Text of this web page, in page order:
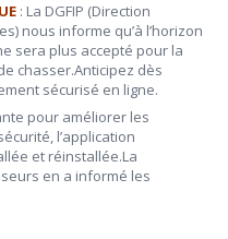
: La DGFIP (Direction
nous informe qu’à l’horizon
sera plus accepté pour la
chasser.Anticipez dès
sécurisé en ligne.
pour améliorer les
l’application
et réinstallée.La
en a informé les